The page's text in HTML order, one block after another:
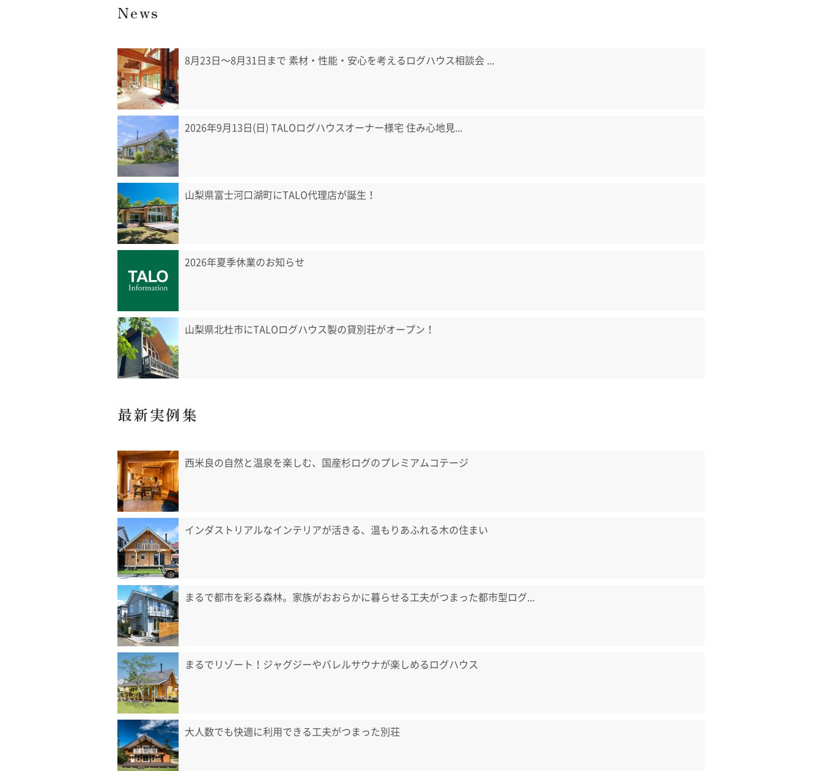
News
8月23日〜8月31日まで 素材・性能・安心を考えるログハウス相談会 ...
2026年9月13日(日) TALOログハウスオーナー様宅 住み心地見...
山梨県富士河口湖町にTALO代理店が誕生！
2026年夏季休業のお知らせ
山梨県北杜市にTALOログハウス製の貸別荘がオープン！
最新実例集
西米良の自然と温泉を楽しむ、国産杉ログのプレミアムコテージ
インダストリアルなインテリアが活きる、温もりあふれる木の住まい
まるで都市を彩る森林。家族がおおらかに暮らせる工夫がつまった都市型ログ...
まるでリゾート！ジャグジーやバレルサウナが楽しめるログハウス
大人数でも快適に利用できる工夫がつまった別荘